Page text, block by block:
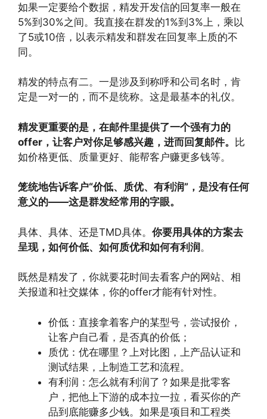
如果一定要给个数据，精发开发信的回复率一般在
5%到30%之间。我直接在群发的1%到3%上，乘以
了5或10倍，以表示精发和群发在回复率上质的不
同。
精发的特点有二。一是涉及到称呼和公司名时，肯
定是一对一的，而不是统称。这是最基本的礼仪。
精发更重要的是，在邮件里提供了一个强有力的
offer，让客户对你足够感兴趣，进而回复邮件。 比
如价格更低、质量更好、能帮客户赚更多钱等。
笼统地告诉客户“价低、质优、有利润”，是没有任何
意义的——这是群发经常用的字眼。
具体、具体、还是TMD具体。 你要用具体的方案去
呈现，如何价低、如何质优和如何有利润。
既然是精发了，你就要花时间去看客户的网站、相
关报道和社交媒体，你的offer才能有针对性。
价低：直接拿着客户的某型号，尝试报价，
让客户自己看，是否真的价低；
质优：优在哪里？上对比图，上产品认证和
测试结果，上制造工艺和流程。
有利润：怎么就有利润了？如果是批零客
户，把他上下游的成本拉一拉，看买你的产
品到底能赚多少钱。如果是项目和工程类